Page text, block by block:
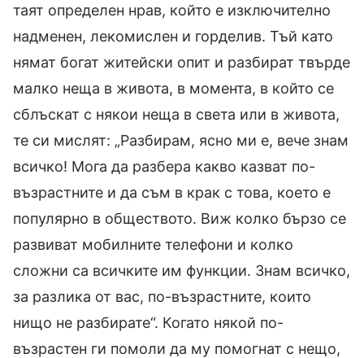
таят определен нрав, който е изключително
надменен, лекомислен и горделив. Тъй като
нямат богат житейски опит и разбират твърде
малко неща в живота, в момента, в който се
сблъскат с някои неща в света или в живота,
те си мислят: „Разбирам, ясно ми е, вече знам
всичко! Мога да разбера какво казват по-
възрастните и да съм в крак с това, което е
популярно в обществото. Виж колко бързо се
развиват мобилните телефони и колко
сложни са всичките им функции. Знам всичко,
за разлика от вас, по-възрастните, които
нищо не разбирате“. Когато някой по-
възрастен ги помоли да му помогнат с нещо,